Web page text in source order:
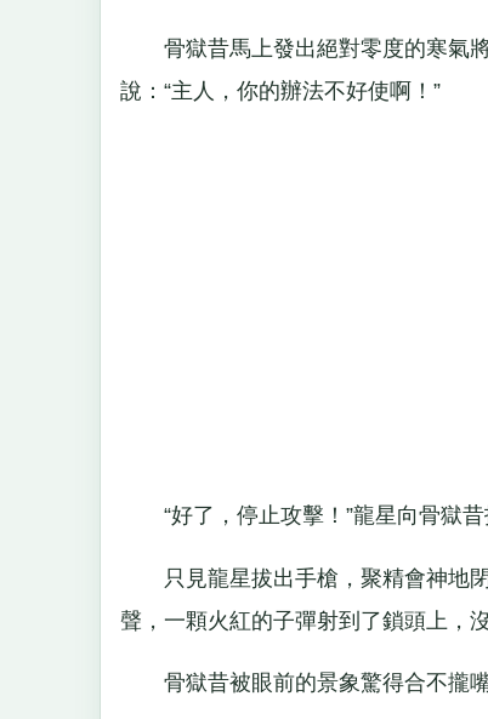
骨獄昔馬上發出絕對零度的寒氣將
說：“主人，你的辦法不好使啊！”
“好了，停止攻擊！”龍星向骨獄昔
只見龍星拔出手槍，聚精會神地閉
聲，一顆火紅的子彈射到了鎖頭上，
骨獄昔被眼前的景象驚得合不攏嘴